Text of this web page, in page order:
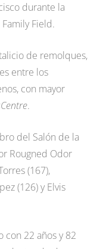
durante la
Field.
de remolques,
entre los
con mayor
.
del Salón de la
Rougned Odor
(167),
(126) y Elvis
con 22 años y 82